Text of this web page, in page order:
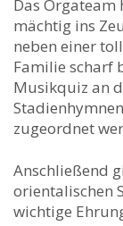
Das
mächtig ins
neben einer
Familie scharf
Musikquiz an
zugeordnet
Anschließend
orientalischen
wichtige